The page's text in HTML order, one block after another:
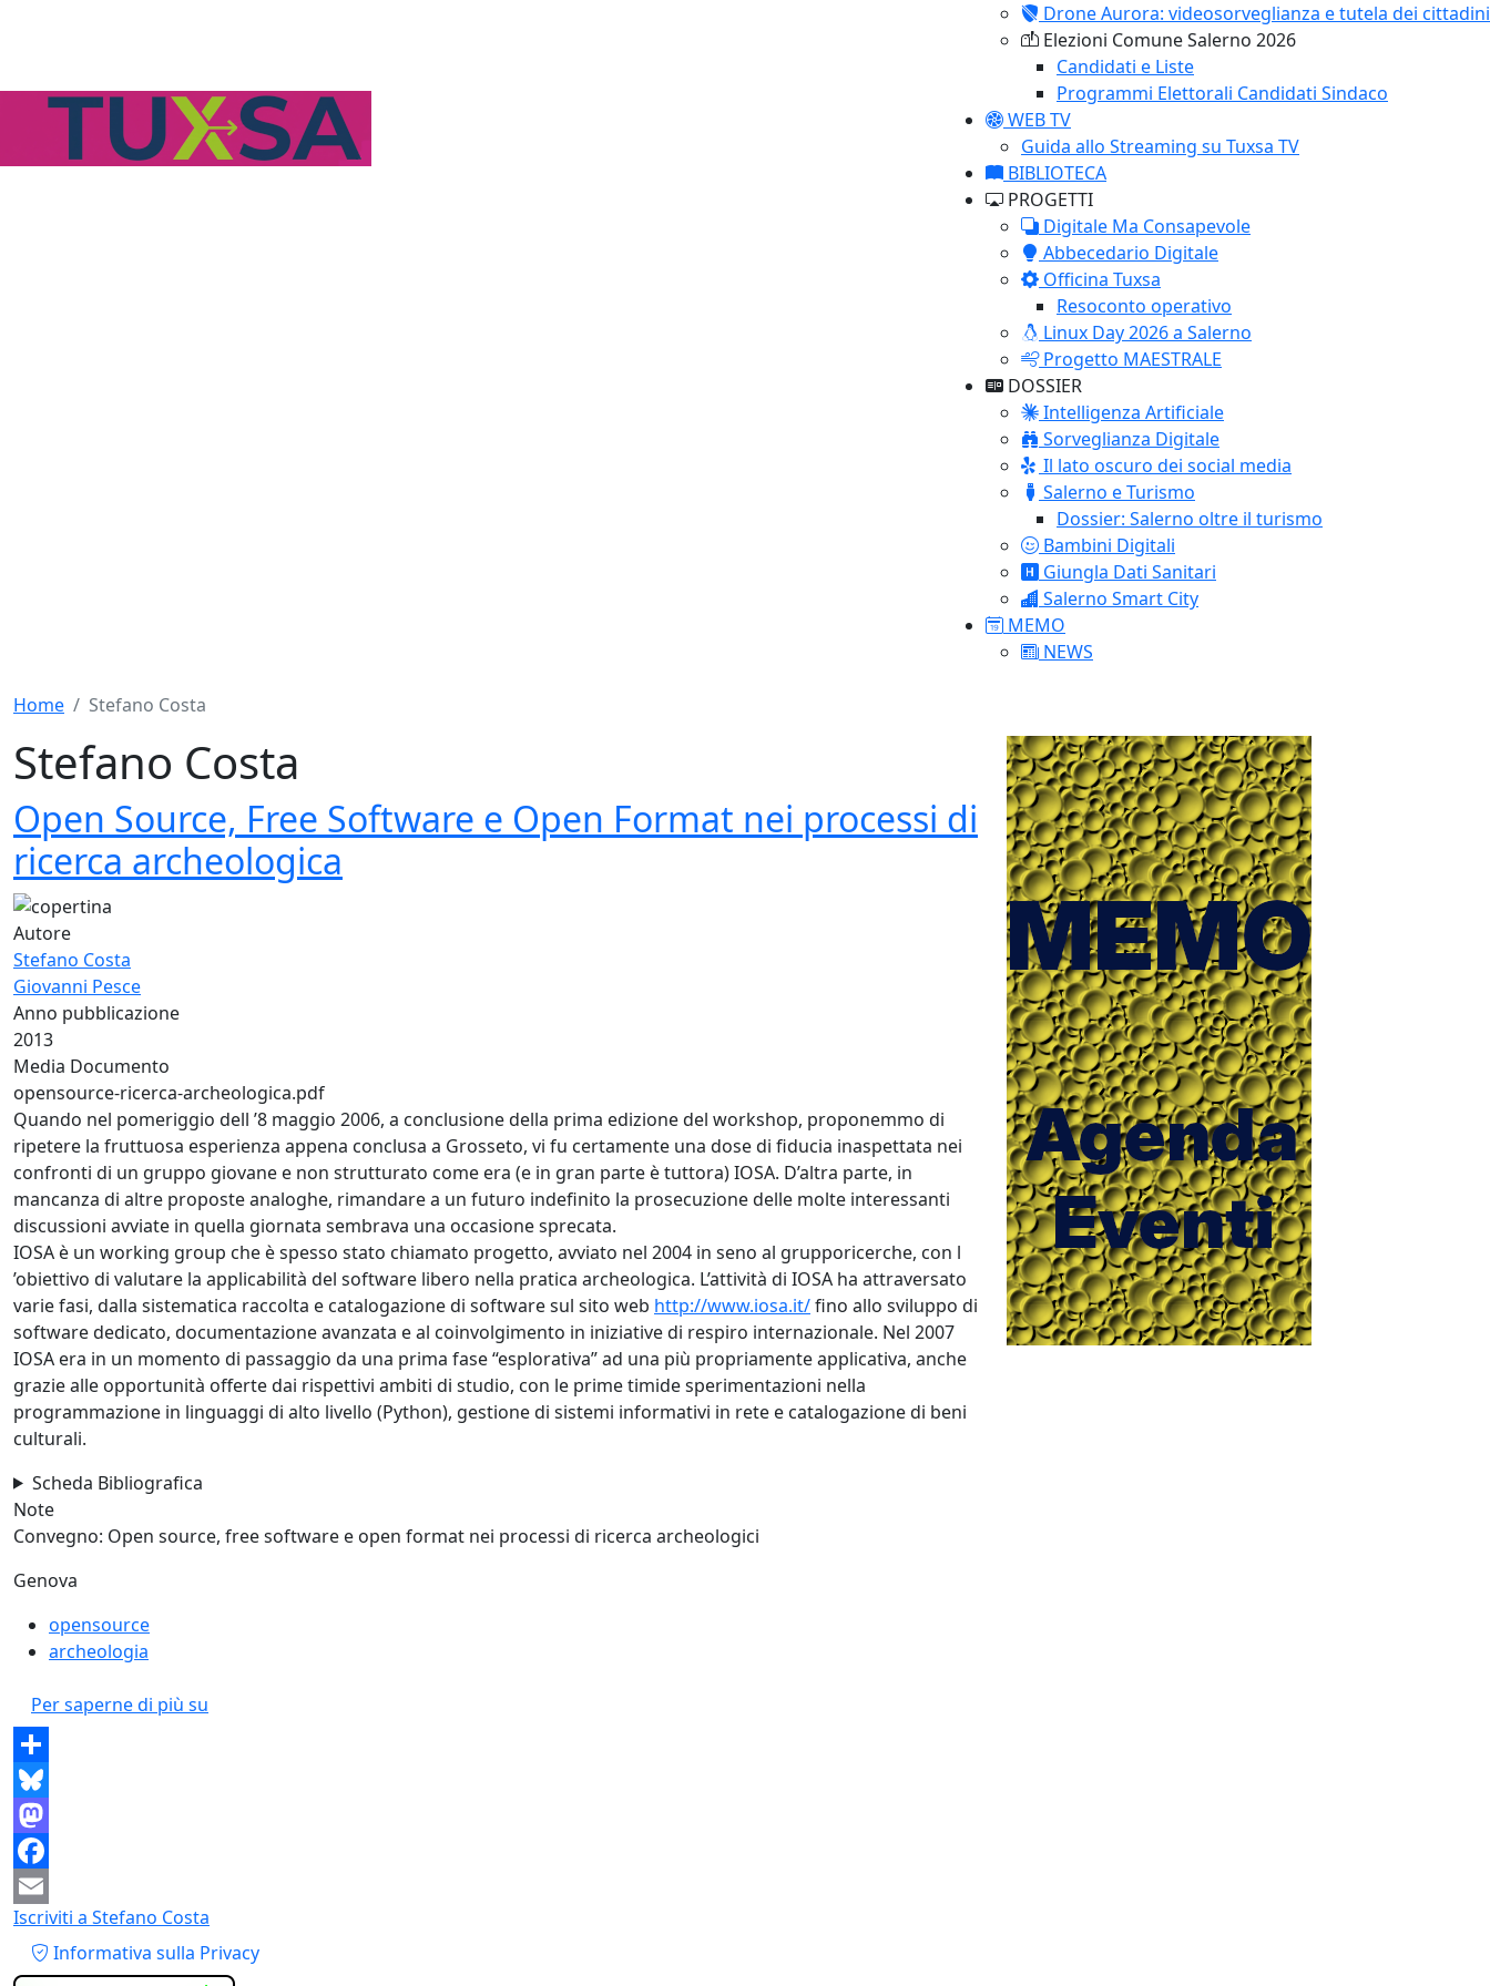
Drone Aurora: videosorveglianza e tutela dei cittadini
Elezioni Comune Salerno 2026
Candidati e Liste
Programmi Elettorali Candidati Sindaco
WEB TV
Guida allo Streaming su Tuxsa TV
BIBLIOTECA
PROGETTI
Digitale Ma Consapevole
Abbecedario Digitale
Officina Tuxsa
Resoconto operativo
Linux Day 2026 a Salerno
Progetto MAESTRALE
DOSSIER
Intelligenza Artificiale
Sorveglianza Digitale
Il lato oscuro dei social media
Salerno e Turismo
Dossier: Salerno oltre il turismo
Bambini Digitali
Giungla Dati Sanitari
Salerno Smart City
MEMO
NEWS
Home Stefano Costa
Stefano Costa
Open Source, Free Software e Open Format nei processi di
ricerca archeologica
Autore
Stefano Costa
Giovanni Pesce
Anno pubblicazione
2013
Media Documento
opensource-ricerca-archeologica.pdf
Quando nel pomeriggio dell ’8 maggio 2006, a conclusione della prima edizione del workshop, proponemmo di
ripetere la fruttuosa esperienza appena conclusa a Grosseto, vi fu certamente una dose di fiducia inaspettata nei
confronti di un gruppo giovane e non strutturato come era (e in gran parte è tuttora) IOSA. D’altra parte, in
mancanza di altre proposte analoghe, rimandare a un futuro indefinito la prosecuzione delle molte interessanti
discussioni avviate in quella giornata sembrava una occasione sprecata.
IOSA è un working group che è spesso stato chiamato progetto, avviato nel 2004 in seno al grupporicerche, con l
’obiettivo di valutare la applicabilità del software libero nella pratica archeologica. L’attività di IOSA ha attraversato
varie fasi, dalla sistematica raccolta e catalogazione di software sul sito web http://www.iosa.it/fino allo sviluppo di
software dedicato, documentazione avanzata e al coinvolgimento in iniziative di respiro internazionale. Nel 2007
IOSA era in un momento di passaggio da una prima fase “esplorativa” ad una più propriamente applicativa, anche
grazie alle opportunità offerte dai rispettivi ambiti di studio, con le prime timide sperimentazioni nella
programmazione in linguaggi di alto livello (Python), gestione di sistemi informativi in rete e catalogazione di beni
culturali.
Scheda Bibliografica
Note
Convegno: Open source, free software e open format nei processi di ricerca archeologici
Genova
opensource
archeologia
Per saperne di più su
Share
Bluesky
Mastodon
Facebook
Email
Iscriviti a Stefano Costa
Piè di pagina
Informativa sulla Privacy